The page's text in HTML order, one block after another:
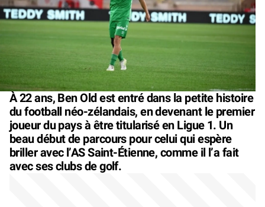
À 22 ans, Ben Old est entré dans la petite histoire
du football néo-zélandais, en devenant le premier
joueur du pays à être titularisé en Ligue 1. Un
beau début de parcours pour celui qui espère
briller avec l’AS Saint-Étienne, comme il l’a fait
avec ses clubs de golf.